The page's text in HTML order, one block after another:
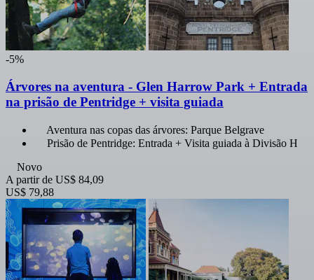
-5%
Árvores na aventura - Glen Harrow Park + Entrada
na prisão de Pentridge + visita guiada
Aventura nas copas das árvores: Parque Belgrave
Prisão de Pentridge: Entrada + Visita guiada à Divisão H
Novo
A partir de US$ 84,09
US$ 79,88